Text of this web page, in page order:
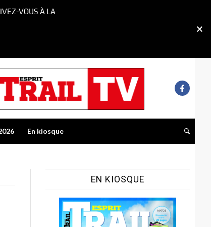
En kiosque
EN KIOSQUE
VOUS À LA